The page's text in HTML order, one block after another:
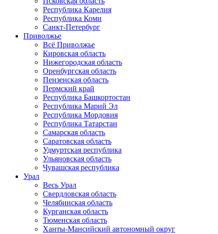
Республика Карелия
Республика Коми
Санкт-Петербург
Приволжье
Всё Приволжье
Кировская область
Нижегородская область
Оренбургская область
Пензенская область
Пермский край
Республика Башкортостан
Республика Марий Эл
Республика Мордовия
Республика Татарстан
Самарская область
Саратовская область
Удмуртская республика
Ульяновская область
Чувашская республика
Урал
Весь Урал
Свердловская область
Челябинская область
Курганская область
Тюменская область
Ханты-Мансийский автономный округ